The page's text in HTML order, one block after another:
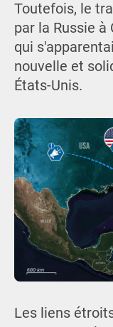
Toutefois, le
par la Russie
qui
nouvelle et
États-Unis.
Les liens